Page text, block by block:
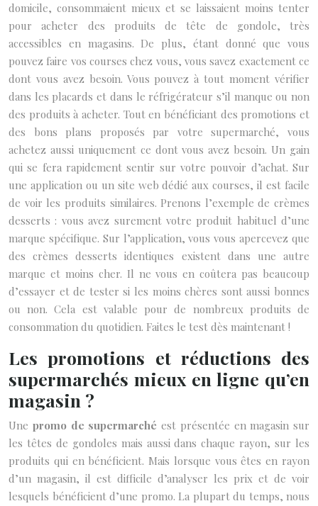
domicile, consommaient mieux et se laissaient moins tenter
pour acheter des produits de tête de gondole, très
accessibles en magasins. De plus, étant donné que vous
pouvez faire vos courses chez vous, vous savez exactement ce
dont vous avez besoin. Vous pouvez à tout moment vérifier
dans les placards et dans le réfrigérateur s’il manque ou non
des produits à acheter. Tout en bénéficiant des promotions et
des bons plans proposés par votre supermarché, vous
achetez aussi uniquement ce dont vous avez besoin. Un gain
qui se fera rapidement sentir sur votre pouvoir d’achat. Sur
une application ou un site web dédié aux courses, il est facile
de voir les produits similaires. Prenons l’exemple de crèmes
desserts : vous avez surement votre produit habituel d’une
marque spécifique. Sur l’application, vous vous apercevez que
des crèmes desserts identiques existent dans une autre
marque et moins cher. Il ne vous en coûtera pas beaucoup
d’essayer et de tester si les moins chères sont aussi bonnes
ou non. Cela est valable pour de nombreux produits de
consommation du quotidien. Faites le test dès maintenant !
Les promotions et réductions des
supermarchés mieux en ligne qu’en
magasin ?
Une promo de supermarché est présentée en magasin sur
les têtes de gondoles mais aussi dans chaque rayon, sur les
produits qui en bénéficient. Mais lorsque vous êtes en rayon
d’un magasin, il est difficile d’analyser les prix et de voir
lesquels bénéficient d’une promo. La plupart du temps, nous